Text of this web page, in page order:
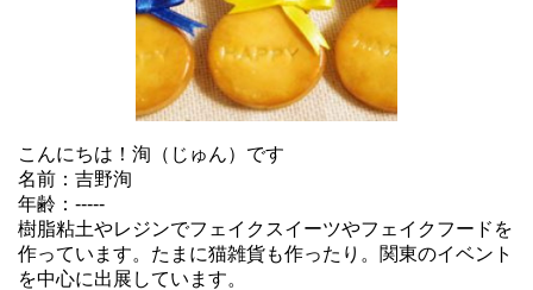
こんにちは！洵（じゅん）です
名前：吉野洵
年齢：-----
樹脂粘土やレジンでフェイクスイーツやフェイクフードを
作っています。たまに猫雑貨も作ったり。関東のイベント
を中心に出展しています。